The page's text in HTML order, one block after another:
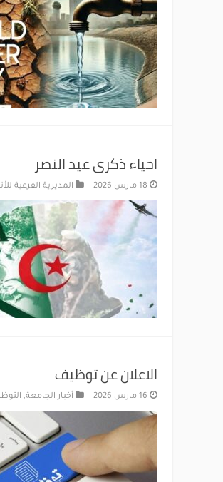
احياء ذكرى عيد النصر
18 مارس 2026 المديرية الفرعية
الاعلان عن توظيف
16 مارس 2026 أخبار الجامعة,